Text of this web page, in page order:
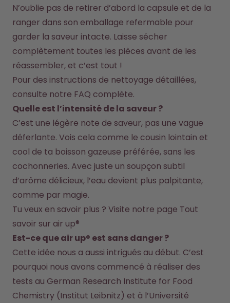
N’oublie pas de retirer d’abord la capsule et de la
ranger dans son emballage refermable pour
garder la saveur intacte. Laisse sécher
complètement toutes les pièces avant de les
réassembler, et c’est tout !
Pour des instructions de nettoyage détaillées,
consulte notre FAQ complète.
Quelle est l’intensité de la saveur ?
C’est une légère note de saveur, pas une vague
déferlante. Vois cela comme le cousin lointain et
cool de ta boisson gazeuse préférée, sans les
cochonneries. Avec juste un soupçon subtil
d’arôme délicieux, l’eau devient plus palpitante,
comme par magie.
Tu veux en savoir plus ? Visite notre page Tout
savoir sur air up®
Est-ce que air up® est sans danger ?
Cette idée nous a aussi intrigués au début. C’est
pourquoi nous avons commencé à réaliser des
tests au German Research Institute for Food
Chemistry (Institut Leibnitz) et à l’Université